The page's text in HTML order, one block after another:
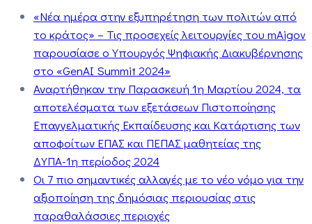
«Νέα ημέρα στην εξυπηρέτηση των πολιτών από
το κράτος» – Τις προσεχείς λειτουργίες του mAigov
παρουσίασε ο Υπουργός Ψηφιακής Διακυβέρνησης
στο «GenAI Summit 2024»
Αναρτήθηκαν την Παρασκευή 1η Μαρτίου 2024, τα
αποτελέσματα των εξετάσεων Πιστοποίησης
Επαγγελματικής Εκπαίδευσης και Κατάρτισης των
αποφοίτων ΕΠΑΣ και ΠΕΠΑΣ μαθητείας της
ΔΥΠΑ-1η περίοδος 2024
Οι 7 πιο σημαντικές αλλαγές με το νέο νόμο για την
αξιοποίηση της δημόσιας περιουσίας στις
παραθαλάσσιες περιοχές